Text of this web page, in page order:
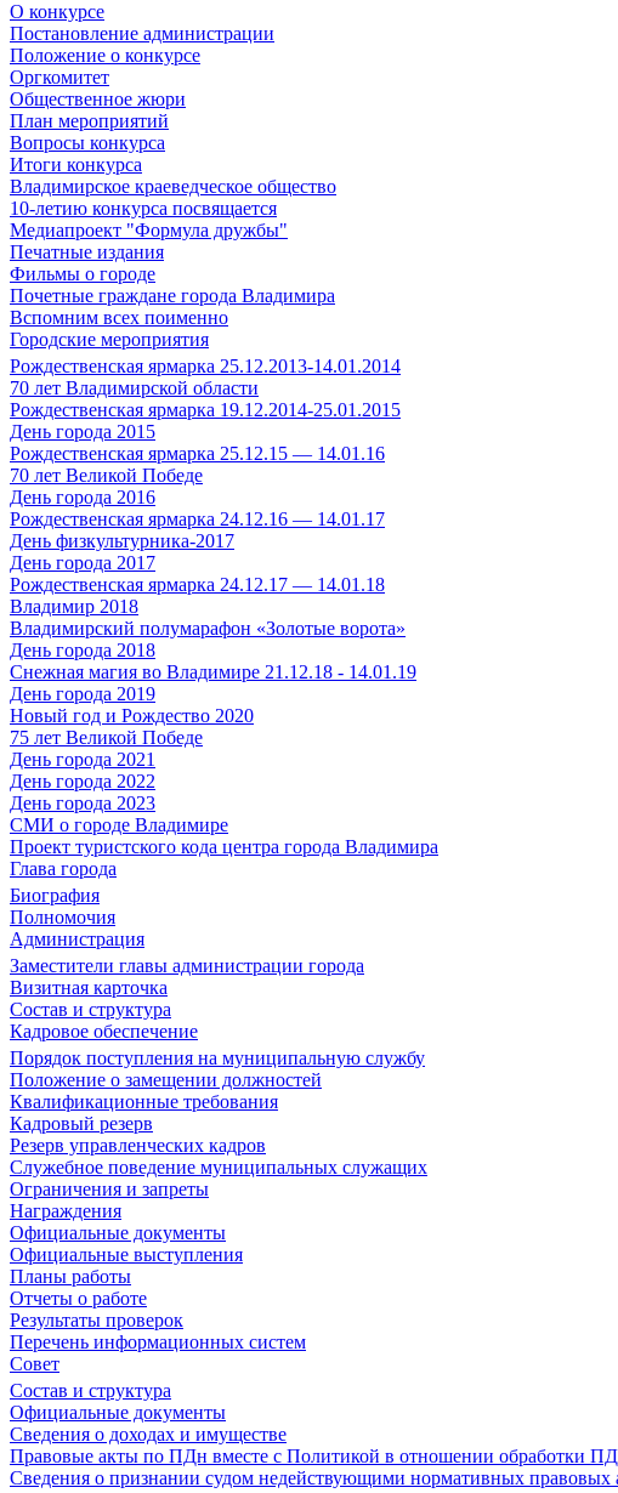
О конкурсе
Постановление администрации
Положение о конкурсе
Оргкомитет
Общественное жюри
План мероприятий
Вопросы конкурса
Итоги конкурса
Владимирское краеведческое общество
10-летию конкурса посвящается
Медиапроект "Формула дружбы"
Печатные издания
Фильмы о городе
Почетные граждане города Владимира
Вспомним всех поименно
Городские мероприятия
Рождественская ярмарка 25.12.2013-14.01.2014
70 лет Владимирской области
Рождественская ярмарка 19.12.2014-25.01.2015
День города 2015
Рождественская ярмарка 25.12.15 — 14.01.16
70 лет Великой Победе
День города 2016
Рождественская ярмарка 24.12.16 — 14.01.17
День физкультурника-2017
День города 2017
Рождественская ярмарка 24.12.17 — 14.01.18
Владимир 2018
Владимирский полумарафон «Золотые ворота»
День города 2018
Снежная магия во Владимире 21.12.18 - 14.01.19
День города 2019
Новый год и Рождество 2020
75 лет Великой Победе
День города 2021
День города 2022
День города 2023
СМИ о городе Владимире
Проект туристского кода центра города Владимира
Глава города
Биография
Полномочия
Администрация
Заместители главы администрации города
Визитная карточка
Состав и структура
Кадровое обеспечение
Порядок поступления на муниципальную службу
Положение о замещении должностей
Квалификационные требования
Кадровый резерв
Резерв управленческих кадров
Служебное поведение муниципальных служащих
Ограничения и запреты
Награждения
Официальные документы
Официальные выступления
Планы работы
Отчеты о работе
Результаты проверок
Перечень информационных систем
Совет
Состав и структура
Официальные документы
Сведения о доходах и имуществе
Правовые акты по ПДн вместе с Политикой в отношении обработки
Сведения о признании судом недействующими нормативных правовых